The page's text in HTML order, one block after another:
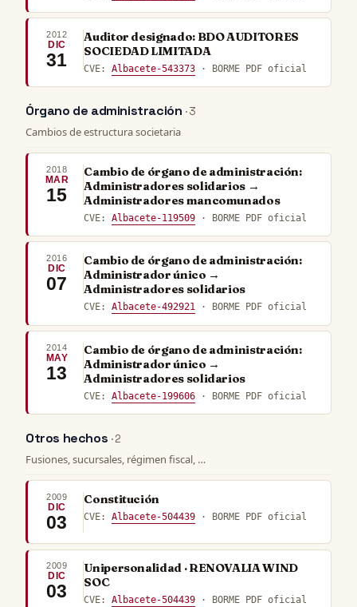
2012
DIC
31
Auditor designado: BDO AUDITORES
SOCIEDAD LIMITADA
CVE:Albacete-543373 · BORME PDF oficial
Órgano de administración · 3
Cambios de estructura societaria
2018
MAR
15
Cambio de órgano de administración:
Administradores solidarios →
Administradores mancomunados
CVE:Albacete-119509 · BORME PDF oficial
2016
DIC
07
Cambio de órgano de administración:
Administrador único →
Administradores solidarios
CVE:Albacete-492921 · BORME PDF oficial
2014
MAY
13
Cambio de órgano de administración:
Administrador único →
Administradores solidarios
CVE:Albacete-199606 · BORME PDF oficial
Otros hechos · 2
Fusiones, sucursales, régimen fiscal, …
2009
DIC
03
Constitución
CVE:Albacete-504439 · BORME PDF oficial
2009
DIC
03
Unipersonalidad · RENOVALIA WIND
SOC
CVE:Albacete-504439 · BORME PDF oficial